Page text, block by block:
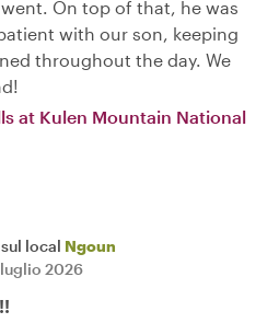
On top of that, he was
with our son, keeping
throughout the day. We
at Kulen Mountain National
local Ngoun
2026